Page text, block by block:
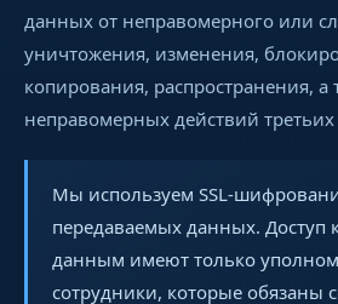
данных от неправомерного или
уничтожения, изменения,
копирования, распространения, а
неправомерных действий
Мы используем SSL-
передаваемых данных. Доступ
данным имеют только
сотрудники, которые обязаны